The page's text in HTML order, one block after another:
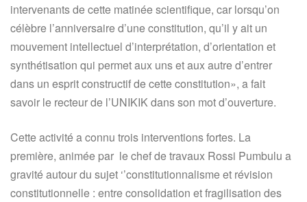
intervenants de cette matinée scientifique, car lorsqu’on
célèbre l’anniversaire d’une constitution, qu’il y ait un
mouvement intellectuel d’interprétation, d’orientation et
synthétisation qui permet aux uns et aux autre d’entrer
dans un esprit constructif de cette constitution», a fait
savoir le recteur de l’UNIKIK dans son mot d’ouverture.
Cette activité a connu trois interventions fortes. La
première, animée par le chef de travaux Rossi Pumbulu a
gravité autour du sujet ‘’constitutionnalisme et révision
constitutionnelle : entre consolidation et fragilisation des